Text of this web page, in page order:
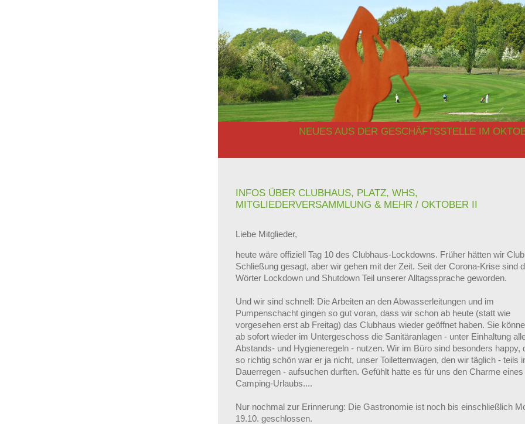
NEUES AUS DER GESCHÄFTSSTELLE IM
INFOS ÜBER CLUBHAUS, PLATZ, WHS,
MITGLIEDERVERSAMMLUNG & MEHR / OKTOBER II
Liebe Mitglieder,
heute wäre offiziell Tag 10 des Clubhaus-Lockdowns. Früher hätten wir
Schließung gesagt, aber wir gehen mit der Zeit. Seit der Corona-Krise sind
Wörter Lockdown und Shutdown Teil unserer Alltagssprache geworden.
Und wir sind schnell: Die Arbeiten an den Abwasserleitungen und im
Pumpenschacht gingen so gut voran, dass wir schon ab heute (statt wie
vorgesehen erst ab Freitag) das Clubhaus wieder geöffnet haben. Sie
ab sofort wieder im Untergeschoss die Sanitäranlagen - unter Einhaltung
Abstands- und Hygieneregeln - nutzen. Wir im Büro sind besonders happy,
so richtig schön war er ja nicht, unser Toilettenwagen, den wir täglich - teils
Dauerregen - aufsuchen durften. Gefühlt hatte es für uns den Charme eines
Camping-Urlaubs....
Nur nochmal zur Erinnerung: Die Gastronomie ist noch bis einschließlich
19.10. geschlossen.